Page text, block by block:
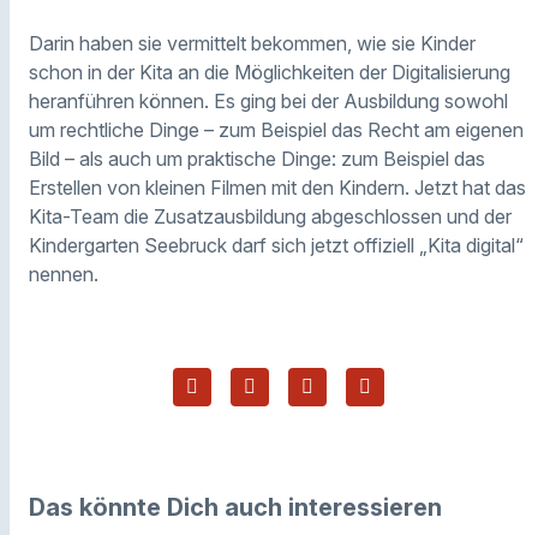
Darin haben sie vermittelt bekommen, wie sie Kinder
schon in der Kita an die Möglichkeiten der Digitalisierung
heranführen können. Es ging bei der Ausbildung sowohl
um rechtliche Dinge – zum Beispiel das Recht am eigenen
Bild – als auch um praktische Dinge: zum Beispiel das
Erstellen von kleinen Filmen mit den Kindern. Jetzt hat das
Kita-Team die Zusatzausbildung abgeschlossen und der
Kindergarten Seebruck darf sich jetzt offiziell „Kita digital“
nennen.
Das könnte Dich auch interessieren